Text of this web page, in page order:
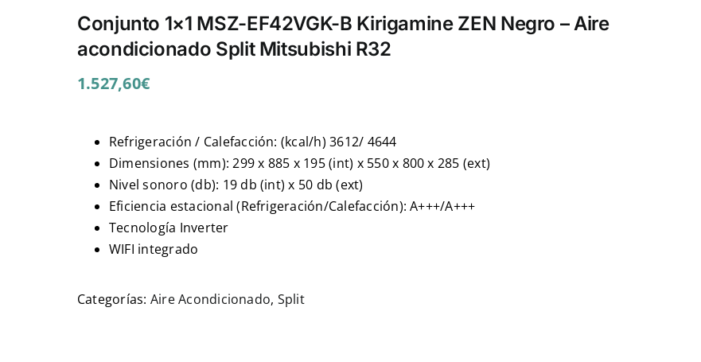
Conjunto 1×1 MSZ-EF42VGK-B Kirigamine ZEN Negro – Aire
acondicionado Split Mitsubishi R32
1.527,60€
Refrigeración / Calefacción: (kcal/h) 3612/ 4644
Dimensiones (mm): 299 x 885 x 195 (int) x 550 x 800 x 285 (ext)
Nivel sonoro (db): 19 db (int) x 50 db (ext)
Eficiencia estacional (Refrigeración/Calefacción): A+++/A+++
Tecnología Inverter
WIFI integrado
Categorías: Aire Acondicionado, Split